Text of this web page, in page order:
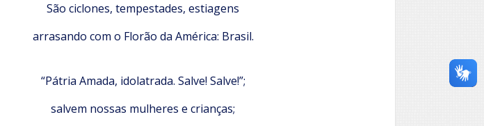
São ciclones, tempestades, estiagens
arrasando com o Florão da América: Brasil.
“Pátria Amada, idolatrada. Salve! Salve!”;
salvem nossas mulheres e crianças;